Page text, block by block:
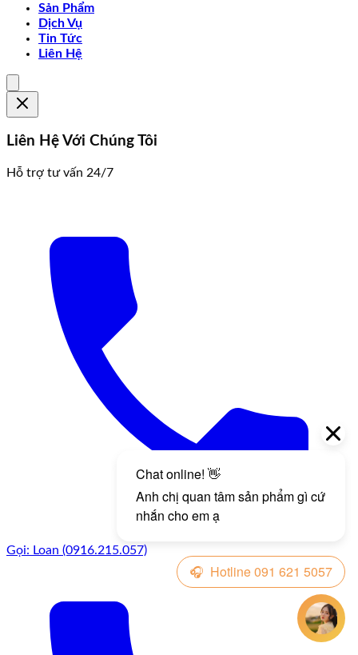
Sản Phẩm
Dịch Vụ
Tin Tức
Liên Hệ
Liên Hệ Với Chúng Tôi
Hỗ trợ tư vấn 24/7
Gọi: Loan (0916.215.057)